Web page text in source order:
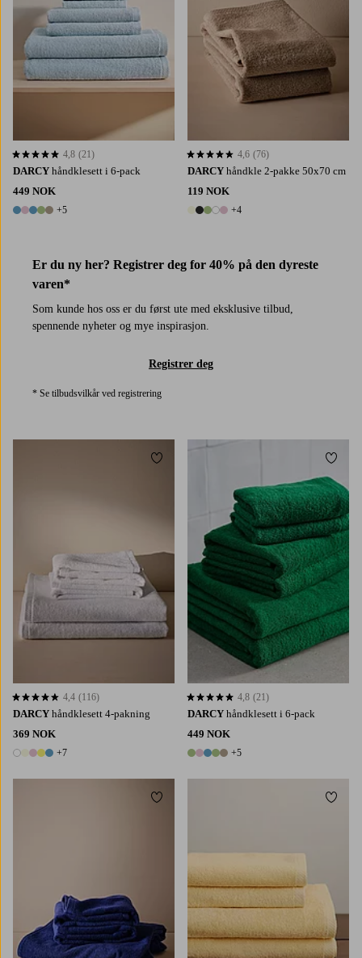
DARCY håndklesett i 6-pack
449 NOK
10 farger
+5
4,8 basert på 21 karaktergivninger
4,8 (21)
Er du ny her? Registrer deg for 40% på den dyreste
varen*
Som kunde hos oss er du først ute med eksklusive tilbud,
spennende nyheter og mye inspirasjon.
Registrer deg
* Se tilbudsvilkår ved registrering
DARCY håndkle 2-pakke 50x70 cm
119 NOK
9 farger
+4
4,6 basert på 76 karaktergivninger
4,6 (76)
DARCY håndklesett 4-pakning
369 NOK
12 farger
+7
4,4 basert på 116 karaktergivninger
4,4 (116)
Legg til favoritter
DARCY håndklesett i 6-pack
449 NOK
10 farger
+5
4,8 basert på 21 karaktergivninger
4,8 (21)
Legg
Legg til favoritter Legg